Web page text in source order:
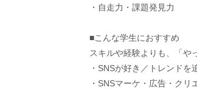
・自走力・課題発見力
■こんな学生におすすめ
スキルや経験よりも、「や
・SNSが好き／トレンドを
・SNSマーケ・広告・ク